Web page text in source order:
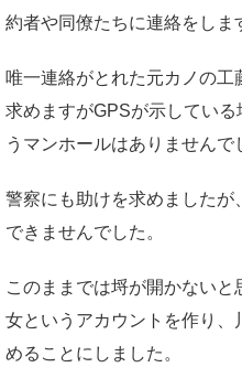
約者や同僚たちに連絡をしま
唯一連絡がとれた元カノの
求めますがGPSが示してい
うマンホールはありませんで
警察にも助けを求めました
できませんでした。
このままでは埒が開かない
女というアカウントを作り
めることにしました。